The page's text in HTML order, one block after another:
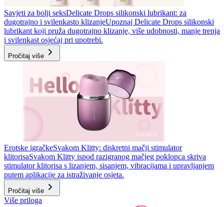
Savjeti za bolji seksDelicate Drops silikonski lubrikant: za
dugotrajno i svilenkasto klizanjeUpoznaj Delicate Drops silikonski
lubrikant koji pruža dugotrajno klizanje, više udobnosti, manje trenja
i svilenkast osjećaj pri upotrebi.
Pročitaj više
Erotske igračkeSvakom Klitty: diskretni mačji stimulator
klitorisaSvakom Klitty ispod razigranog mačjeg poklopca skriva
stimulator klitorisa s lizanjem, sisanjem, vibracijama i upravljanjem
putem aplikacije za istraživanje osjeta.
Pročitaj više
Više priloga